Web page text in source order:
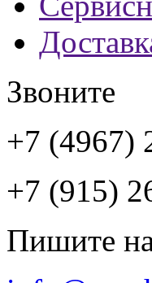
Звоните
+7 (4967)
+7 (915)
Пишите